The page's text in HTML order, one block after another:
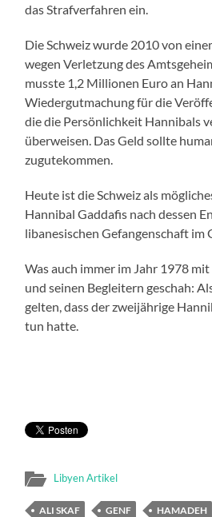
das Strafverfahren ein.
Die Schweiz wurde 2010 von
wegen Verletzung des
musste 1,2 Millionen Euro an
Wiedergutmachung für die
die die Persönlichkeit Hannibals
überweisen. Das Geld sollte
zugutekommen.
Heute ist die Schweiz als
Hannibal Gaddafis nach dessen
libanesischen Gefangenschaft im
Was auch immer im Jahr 1978
und seinen Begleitern geschah:
gelten, dass der zweijährige
tun hatte.
Libyen Artikel
ALI SKAF GENF
HAMADEH